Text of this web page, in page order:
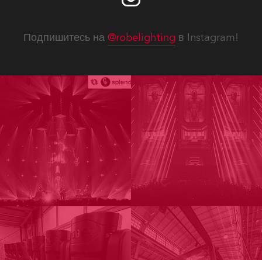
Подпишитесь на @robelighting в Instagram!